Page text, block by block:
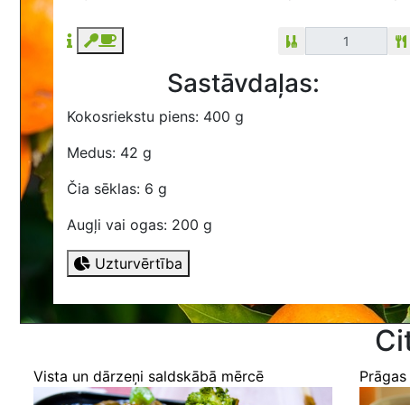
Sastāvdaļas:
Kokosriekstu piens: 400 g
Medus: 42 g
Čia sēklas: 6 g
Augļi vai ogas: 200 g
Uzturvērtība
Vista un dārzeņi saldskābā mērcē